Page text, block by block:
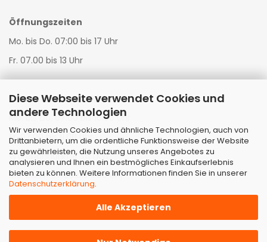
Diese Webseite verwendet Cookies und
andere Technologien
Wir verwenden Cookies und ähnliche Technologien, auch von
Drittanbietern, um die ordentliche Funktionsweise der Website
zu gewährleisten, die Nutzung unseres Angebotes zu
analysieren und Ihnen ein bestmögliches Einkaufserlebnis
bieten zu können. Weitere Informationen finden Sie in unserer
Datenschutzerklärung.
Alle Akzeptieren
Öffnungszeiten
Mo. bis Do. 07:00 bis 17 Uhr
Fr. 07.00 bis 13 Uhr
Warenannahme LKW:
Mo. bis Do. 07:00 bis 16:00 Uhr
Fr. 07:00 bis 11:00 Uhr
Warenannahme StrTKW:
Mo. bis Fr. 07:00 bis 11:00 Uhr